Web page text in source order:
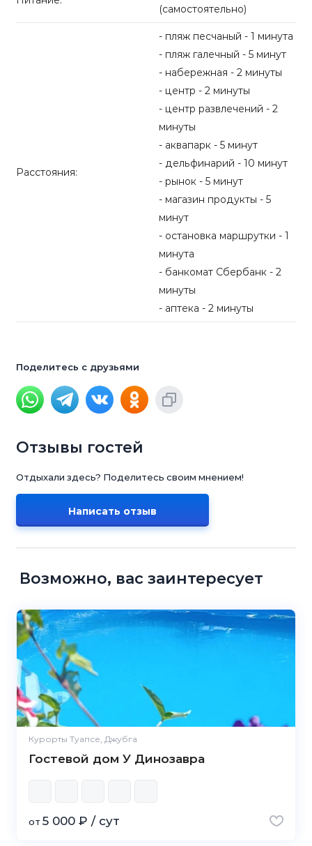
(самостоятельно)
Расстояния:
- пляж песчаный - 1 минута
- пляж галечный - 5 минут
- набережная - 2 минуты
- центр - 2 минуты
- центр развлечений - 2
минуты
- аквапарк - 5 минут
- дельфинарий - 10 минут
- рынок - 5 минут
- магазин продукты - 5
минут
- остановка маршрутки - 1
минута
- банкомат Сбербанк - 2
минуты
- аптека - 2 минуты
Поделитесь с друзьями
Отзывы гостей
Отдыхали здесь? Поделитесь своим мнением!
Написать отзыв
Возможно, вас заинтересует
Курорты Туапсе, Джубга
Гостевой дом У Динозавра
от 5 000 ₽ / сут